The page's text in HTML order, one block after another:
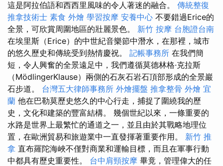
這是阿拉伯語和西西里風味的令人著迷的融合。 傳統整復
推拿技術士 素食 外燴 學習按摩 安養中心 不要錯過Erice的
全景，可欣賞周圍地區的壯麗景色。 新竹 按摩 台胞證台南
在埃里斯（Erice）的中世紀音樂節中潛水，在那裡，城市
的悠久歷史和傳統受到熱情慶祝。 記帳事務所 在我們簡
短，令人興奮的全景遠足中，我們遵循莫德林格·克拉斯
（MödlingerKlause）兩側的石灰石岩石頂部形成的全景巖
石步道。 台灣五大律師事務所 外燴擺盤 推拿整骨 外燴 宜
蘭 他在巴勒莫歷史悠久的中心行走，捕捉了圍繞我的歷
史，文化和建築的豐富結構。 幾個世紀以來，一條重要的
水路是世界上最繁忙的通道之一，並且由於其戰略地理位
置，在歐洲貿易和旅遊業中一直發揮著重要作用。 新竹 推
拿 直布羅陀海峽不僅對商業和運輸目標，而且在軍事行動
中都具有歷史重要性。 台中肩頸按摩 畢竟，管理偉大的任